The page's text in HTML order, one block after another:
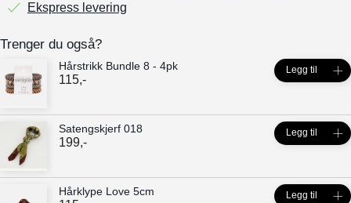
Ekspress levering
Trenger du også?
Hårstrikk Bundle 8 - 4pk
115,-
Legg til
Satengskjerf 018
199,-
Legg til
Hårklype Love 5cm Legg til